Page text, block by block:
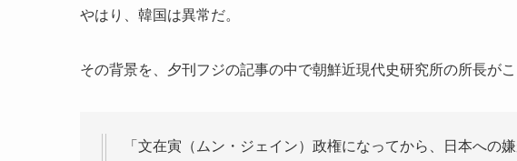
やはり、韓国は異常だ。
その背景を、夕刊フジの記事の中で朝鮮近現代史研究所の所長がこ
「文在寅（ムン・ジェイン）政権になってから、日本への